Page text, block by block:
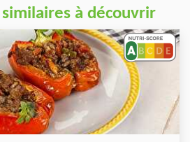
à découvrir